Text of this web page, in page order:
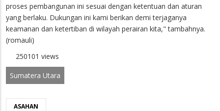
proses pembangunan ini sesuai dengan ketentuan dan aturan
yang berlaku. Dukungan ini kami berikan demi terjaganya
keamanan dan ketertiban di wilayah perairan kita," tambahnya.
(romauli)
250101 views
Sumatera Utara
ASAHAN